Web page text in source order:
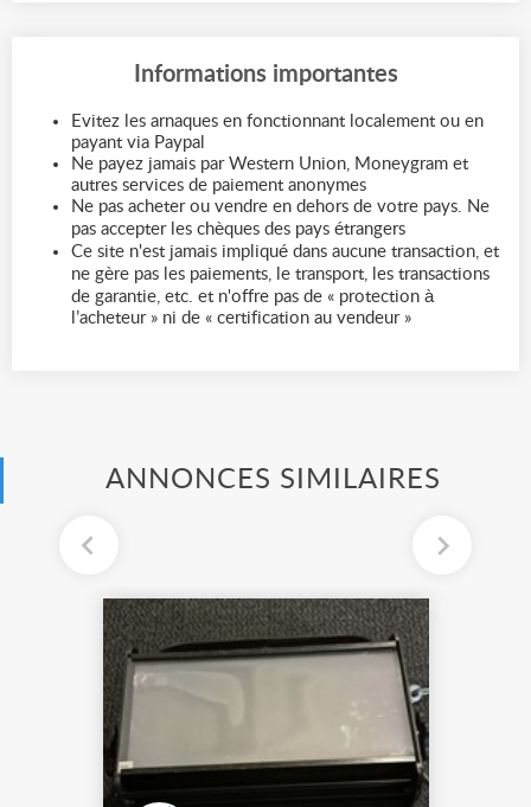
Informations importantes
Evitez les arnaques en fonctionnant localement ou en
payant via Paypal
Ne payez jamais par Western Union, Moneygram et
autres services de paiement anonymes
Ne pas acheter ou vendre en dehors de votre pays. Ne
pas accepter les chèques des pays étrangers
Ce site n'est jamais impliqué dans aucune transaction, et
ne gère pas les paiements, le transport, les transactions
de garantie, etc. et n'offre pas de « protection à
l’acheteur » ni de « certification au vendeur »
ANNONCES SIMILAIRES